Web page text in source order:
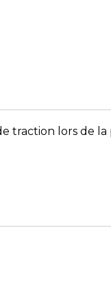
traction lors de